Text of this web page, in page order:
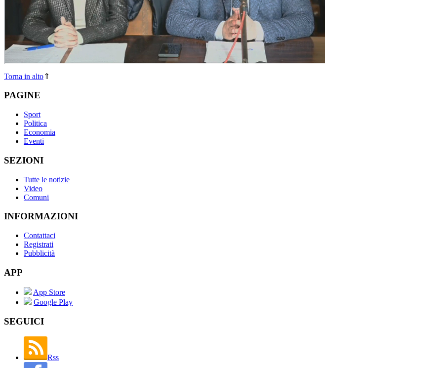
Torna in alto⇑
PAGINE
Sport
Politica
Economia
Eventi
SEZIONI
Tutte le notizie
Video
Comuni
INFORMAZIONI
Contattaci
Registrati
Pubblicità
APP
App Store
Google Play
SEGUICI
Rss